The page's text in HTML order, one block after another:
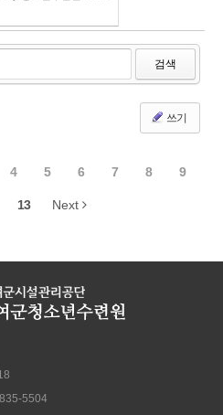
검색
쓰기
4 5 6 7 8 9
13 Next
5504